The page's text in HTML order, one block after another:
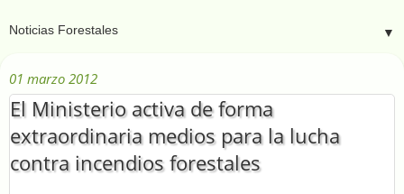
▼
01 marzo 2012
El Ministerio activa de forma
extraordinaria medios para la lucha
contra incendios forestales